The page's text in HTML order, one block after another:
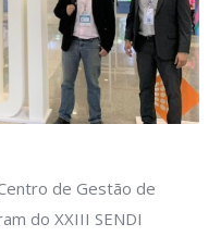
de Gestão de
do XXIII SENDI